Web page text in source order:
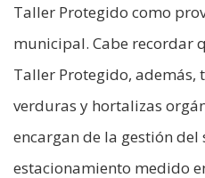
Taller Protegido como
municipal. Cabe recordar
Taller Protegido, además,
verduras y hortalizas
encargan de la gestión del
estacionamiento medido